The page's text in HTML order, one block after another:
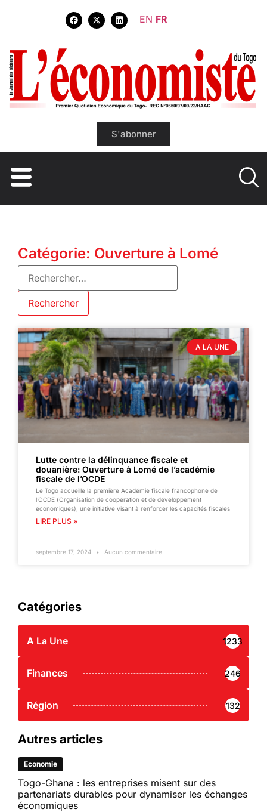
EN FR
S'abonner
Catégorie: Ouverture à Lomé
A LA UNE
Lutte contre la délinquance fiscale et
douanière: Ouverture à Lomé de l’académie
fiscale de l’OCDE
Le Togo accueille la première Académie fiscale francophone de
l’OCDE (Organisation de coopération et de développement
économiques), une initiative visant à renforcer les capacités fiscales
LIRE PLUS »
septembre 17, 2024 Aucun commentaire
Catégories
A La Une 1233
Finances 246
Région 132
Autres articles
Economie
Togo-Ghana : les entreprises misent sur des
partenariats durables pour dynamiser les échanges
économiques